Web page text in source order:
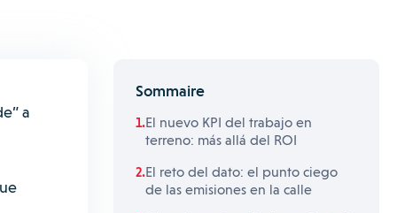
a
Sommaire
El nuevo KPI del trabajo en
terreno: más allá del ROI
El reto del dato: el punto ciego
de las emisiones en la calle